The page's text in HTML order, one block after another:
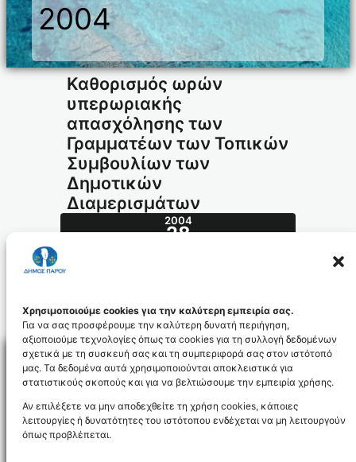
Χρησιμοποιούμε cookies για την καλύτερη εμπειρία σας.
Για να σας προσφέρουμε την καλύτερη δυνατή περιήγηση,
αξιοποιούμε τεχνολογίες όπως τα cookies για τη συλλογή δεδομένων
σχετικά με τη συσκευή σας και τη συμπεριφορά σας στον ιστότοπό
μας. Τα δεδομένα αυτά χρησιμοποιούνται αποκλειστικά για
στατιστικούς σκοπούς και για να βελτιώσουμε την εμπειρία χρήσης.
Αν επιλέξετε να μην αποδεχθείτε τη χρήση cookies, κάποιες
λειτουργίες ή δυνατότητες του ιστότοπου ενδέχεται να μη λειτουργούν
όπως προβλέπεται.
2004
Καθορισμός ωρών
υπερωριακής
απασχόλησης των
Γραμματέων των Τοπικών
Συμβουλίων των
Δημοτικών
Διαμερισμάτων
2004
28
337.2004_id500